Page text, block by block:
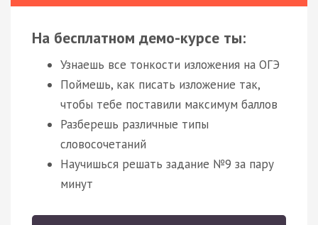
На бесплатном демо-курсе ты:
Узнаешь все тонкости изложения на ОГЭ
Поймешь, как писать изложение так,
чтобы тебе поставили максимум баллов
Разберешь различные типы
словосочетаний
Научишься решать задание №9 за пару
минут